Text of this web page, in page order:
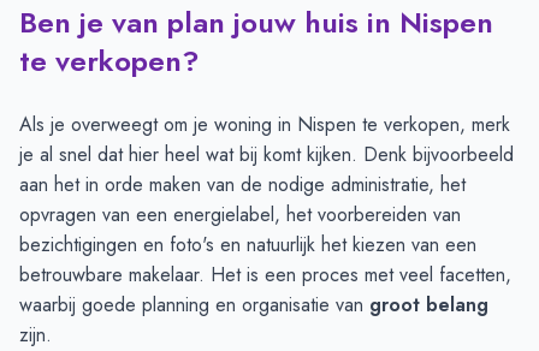
Transacties en aanmeldingen per maand - Nispen
Maand
Transacties
Juli
4
Augustus
September
4
5
Oktober
December
5
Januari
3
5
Februari
3
8
Maart
Ben je van plan jouw huis in Nispen
te verkopen?
Als je overweegt om je woning in Nispen te verkopen, merk
je al snel dat hier heel wat bij komt kijken. Denk bijvoorbeeld
aan het in orde maken van de nodige administratie, het
opvragen van een energielabel, het voorbereiden van
bezichtigingen en foto's en natuurlijk het kiezen van een
betrouwbare makelaar. Het is een proces met veel facetten,
waarbij goede planning en organisatie van groot belang
zijn.